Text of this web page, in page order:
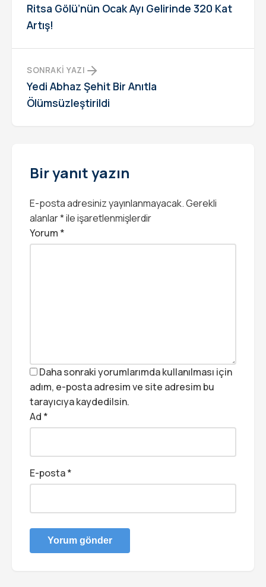
Ritsa Gölü’nün Ocak Ayı Gelirinde 320 Kat
Artış!
SONRAKI YAZI
Yedi Abhaz Şehit Bir Anıtla
Ölümsüzleştirildi
Bir yanıt yazın
E-posta adresiniz yayınlanmayacak.Gerekli
alanlar*ile işaretlenmişlerdir
Yorum *
Daha sonraki yorumlarımda kullanılması için
adım, e-posta adresim ve site adresim bu
tarayıcıya kaydedilsin.
Ad *
E-posta*